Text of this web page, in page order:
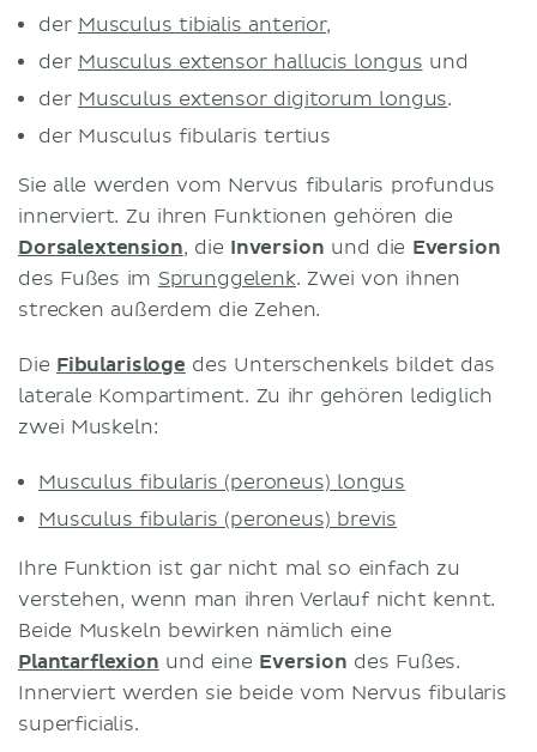
der Musculus tibialis anterior,
der Musculus extensor hallucis longus und
der Musculus extensor digitorum longus.
der Musculus fibularis tertius
Sie alle werden vom Nervus fibularis profundus
innerviert. Zu ihren Funktionen gehören die
Dorsalextension, die Inversion und die Eversion
des Fußes im Sprunggelenk. Zwei von ihnen
strecken außerdem die Zehen.
Die Fibularisloge des Unterschenkels bildet das
laterale Kompartiment. Zu ihr gehören lediglich
zwei Muskeln:
Musculus fibularis (peroneus) longus
Musculus fibularis (peroneus) brevis
Ihre Funktion ist gar nicht mal so einfach zu
verstehen, wenn man ihren Verlauf nicht kennt.
Beide Muskeln bewirken nämlich eine
Plantarflexion und eine Eversion des Fußes.
Innerviert werden sie beide vom Nervus fibularis
superficialis.